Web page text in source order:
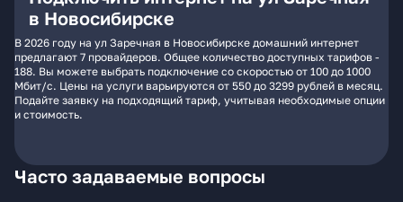
в Новосибирске
В 2026 году на ул Заречная в Новосибирске домашний интернет
предлагают 7 провайдеров. Общее количество доступных тарифов -
188. Вы можете выбрать подключение со скоростью от 100 до 1000
Мбит/с. Цены на услуги варьируются от 550 до 3299 рублей в месяц.
Подайте заявку на подходящий тариф, учитывая необходимые опции
и стоимость.
Часто задаваемые вопросы